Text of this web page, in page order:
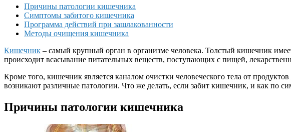
Причины патологии кишечника
Симптомы забитого кишечника
Программа действий при зашлакованности
Методы очищения кишечника
Кишечник – самый крупный орган в организме человека. Толстый кишечник
происходит всасывание питательных веществ, поступающих с пищей,
Кроме того, кишечник является каналом очистки человеческого тела от
возникают различные патологии. Что же делать, если забит кишечник, и как по
Причины патологии кишечника